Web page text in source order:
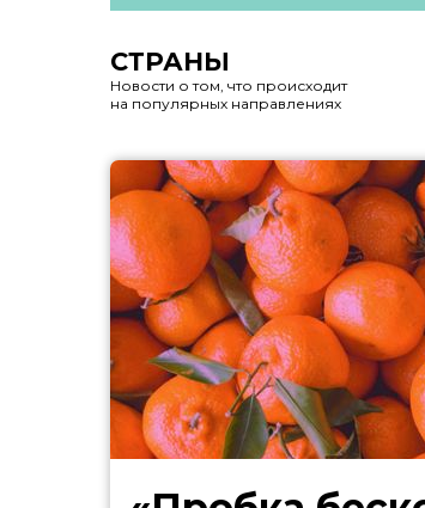
СТРАНЫ
Новости о том, что происходит
на популярных направлениях